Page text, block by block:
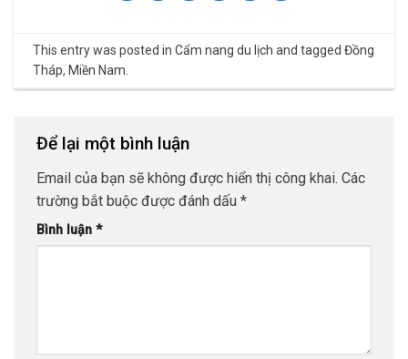
This entry was posted in Cẩm nang du lịch and tagged Đồng
Tháp, Miền Nam
Để lại một bình luận
Email của bạn sẽ không được hiển thị công khai. Các
trường bắt buộc được đánh dấu *
Bình luận *